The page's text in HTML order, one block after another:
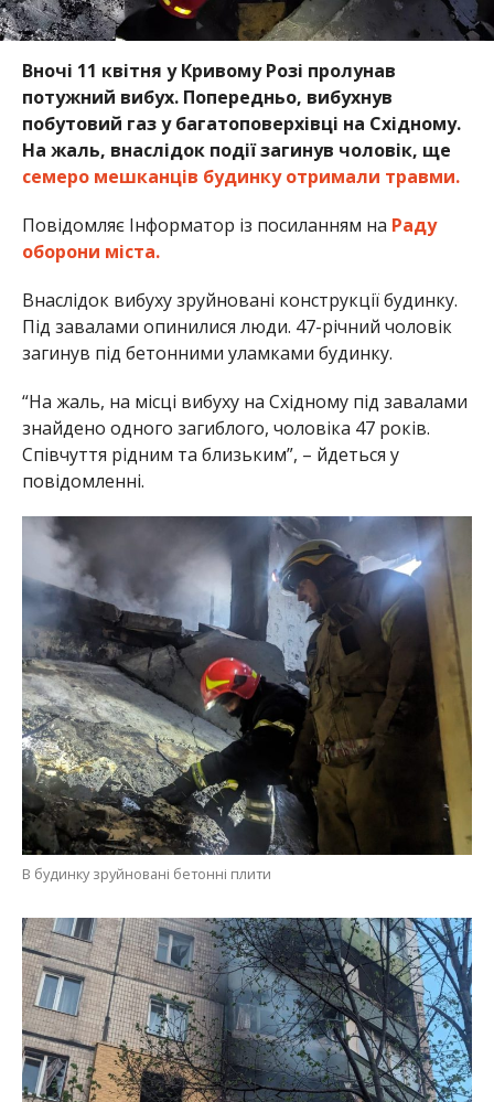
Вночі 11 квітня у Кривому Розі пролунав
потужний вибух. Попередньо, вибухнув
побутовий газ у багатоповерхівці на Східному.
На жаль, внаслідок події загинув чоловік, ще
семеро мешканців будинку отримали травми.
Повідомляє Інформатор із посиланням на Раду
оборони міста.
Внаслідок вибуху зруйновані конструкції будинку.
Під завалами опинилися люди. 47-річний чоловік
загинув під бетонними уламками будинку.
“На жаль, на місці вибуху на Східному під завалами
знайдено одного загиблого, чоловіка 47 років.
Співчуття рідним та близьким”, – йдеться у
повідомленні.
В будинку зруйновані бетонні плити